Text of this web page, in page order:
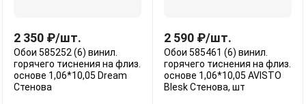
2 350 ₽/шт.
Обои 585252 (6) винил.
горячего тиснения на флиз.
основе 1,06*10,05 Dream
Стенова
2 590 ₽/шт.
Обои 585461 (6) винил.
горячего тиснения на флиз.
основе 1,06*10,05 AVISTO
Blesk Стенова, шт